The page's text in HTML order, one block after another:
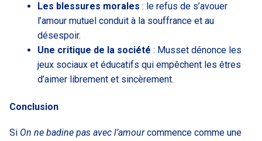
Les blessures morales : le refus de s’avouer
l’amour mutuel conduit à la souffrance et au
désespoir.
Une critique de la société : Musset dénonce les
jeux sociaux et éducatifs qui empêchent les êtres
d’aimer librement et sincèrement.
Conclusion
Si On ne badine pas avec l’amourcommence comme une